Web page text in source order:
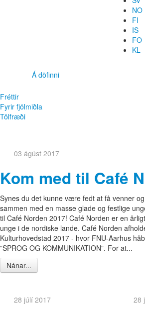
NO
FI
IS
FO
KL
Á döfinni
Fréttir
Fyrir fjölmiðla
Tölfræði
03 ágúst 2017
Kom med til Café
Synes du det kunne være fedt at få venner
sammen med en masse glade og festlige
til Café Norden 2017! Café Norden er en
unge i de nordiske lande. Café Norden
Kulturhovedstad 2017 - hvor FNU-Aarhus
”SPROG OG KOMMUNIKATION”. For at...
Nánar...
28 júlí 2017 28